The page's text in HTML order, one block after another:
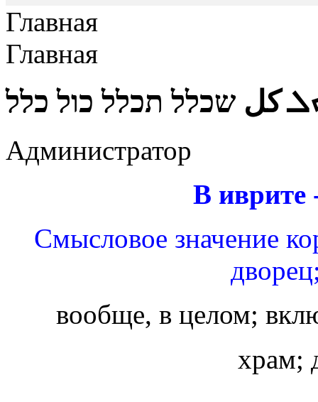
Главная
Главная
كل שכלל תכלל כול כלל
Администратор
В иврите
Смысловое значение
вообще, в целом;
храм;